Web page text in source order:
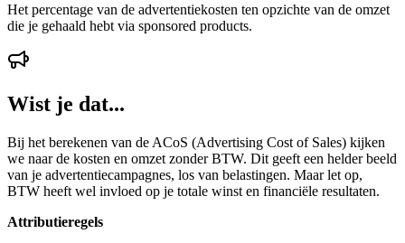
Het percentage van de advertentiekosten ten opzichte van de omzet
die je gehaald hebt via sponsored products.
Wist je dat...
Bij het berekenen van de ACoS (Advertising Cost of Sales) kijken
we naar de kosten en omzet zonder BTW. Dit geeft een helder beeld
van je advertentiecampagnes, los van belastingen. Maar let op,
BTW heeft wel invloed op je totale winst en financiële resultaten.
Attributieregels